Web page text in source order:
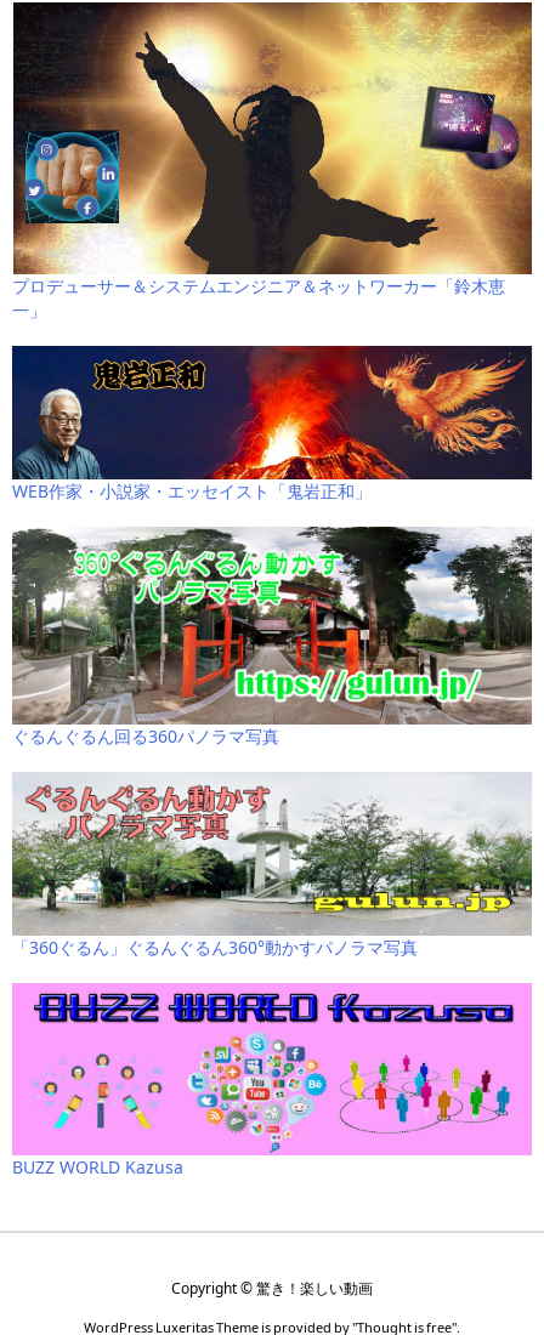
プロデューサー＆システムエンジニア＆ネットワーカー「鈴木恵
一」
WEB作家・小説家・エッセイスト「鬼岩正和」
ぐるんぐるん回る360パノラマ写真
「360ぐるん」ぐるんぐるん360°動かすパノラマ写真
BUZZ WORLD Kazusa
Copyright ©驚き！楽しい動画
WordPress Luxeritas Theme is provided by "Thought is free".